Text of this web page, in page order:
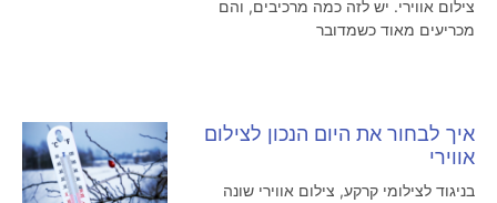
צילום אווירי. יש לזה כמה מרכיבים, והם
מכריעים מאוד כשמדובר
איך לבחור את היום הנכון לצילום
אווירי
בניגוד לצילומי קרקע, צילום אווירי שונה